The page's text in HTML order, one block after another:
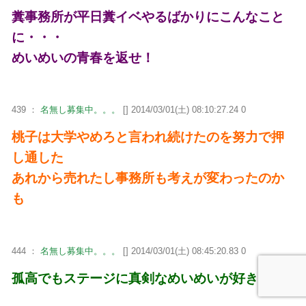
糞事務所が平日糞イベやるばかりにこんなこと
に・・・
めいめいの青春を返せ！
439 ： 名無し募集中。。。 [] 2014/03/01(土) 08:10:27.24 0
桃子は大学やめろと言われ続けたのを努力で押
し通した
あれから売れたし事務所も考えが変わったのか
も
444 ： 名無し募集中。。。 [] 2014/03/01(土) 08:45:20.83 0
孤高でもステージに真剣なめいめいが好き